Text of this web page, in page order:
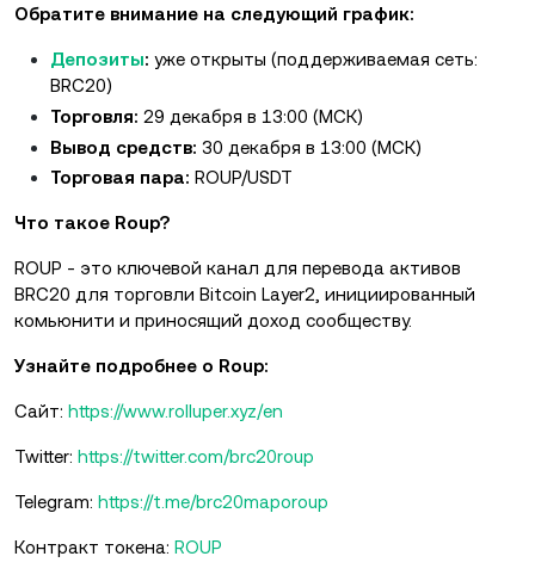
Обратите внимание на следующий график:
Депозиты: уже открыты (поддерживаемая сеть:
BRC20)
Торговля: 29 декабря в 13:00 (МСК)
Вывод средств: 30 декабря в 13:00 (МСК)
Торговая пара: ROUP/USDT
Что такое Roup?
ROUP - это ключевой канал для перевода активов
BRC20 для торговли Bitcoin Layer2, инициированный
комьюнити и приносящий доход сообществу.
Узнайте подробнее о Roup:
Сайт: https://www.rolluper.xyz/en
Twitter: https://twitter.com/brc20roup
Telegram: https://t.me/brc20maporoup
Контракт токена: ROUP